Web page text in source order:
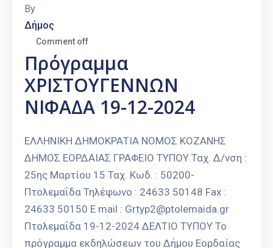
By
Δήμος
Comment off
Πρόγραμμα
ΧΡΙΣΤΟΥΓΕΝΝΩΝ
ΝΙΦΑΔΑ 19-12-2024
ΕΛΛΗΝΙΚΗ ΔΗΜΟΚΡΑΤΙΑ ΝΟΜΟΣ ΚΟΖΑΝΗΣ
ΔΗΜΟΣ ΕΟΡΔΑΙΑΣ ΓΡΑΦΕΙΟ ΤΥΠΟΥ Ταχ. Δ/νση :
25ης Μαρτίου 15 Ταχ. Κωδ. : 50200-
Πτολεμαΐδα Τηλέφωνο : 24633 50148 Fax :
24633 50150 E mail : Grtyp2@ptolemaida.gr
Πτολεμαΐδα 19-12-2024 ΔΕΛΤΙΟ ΤΥΠΟΥ To
πρόγραμμα εκδηλώσεων του Δήμου Εορδαίας